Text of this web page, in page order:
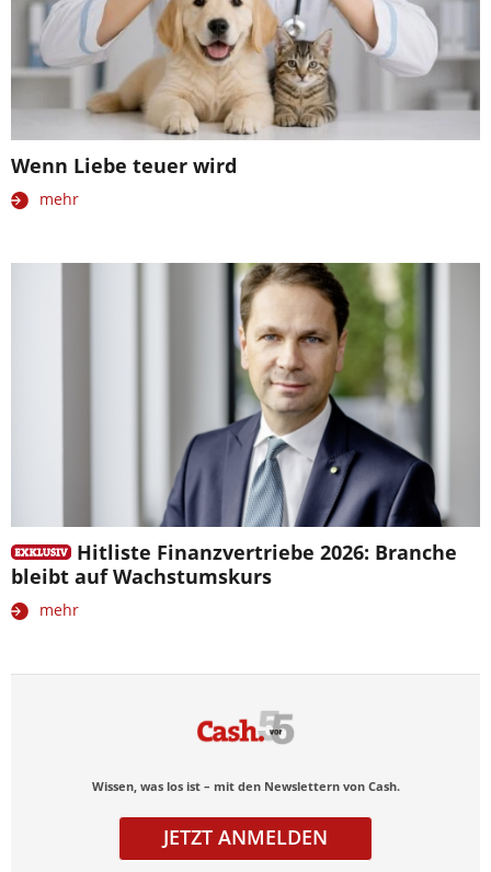
Wenn Liebe teuer wird
mehr
Hitliste Finanzvertriebe 2026: Branche
bleibt auf Wachstumskurs
mehr
Wissen, was los ist – mit den Newslettern von Cash.
JETZT ANMELDEN